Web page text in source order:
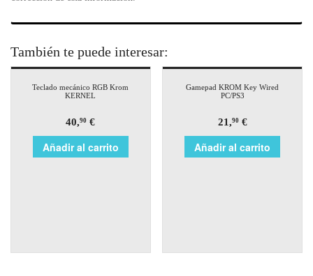
También te puede interesar:
Teclado mecánico RGB Krom
KERNEL
40,90 €
Añadir al carrito
Gamepad KROM Key Wired
PC/PS3
21,90€
Añadir al carrito